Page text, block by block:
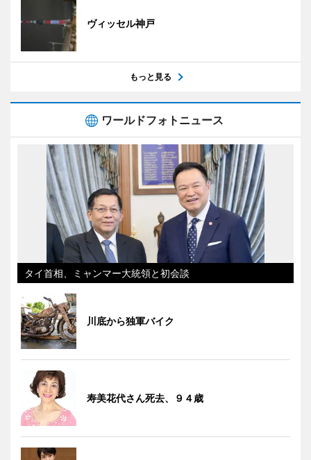
ヴィッセル神戸
もっと見る
ワールドフォトニュース
タイ首相、ミャンマー大統領と初会談
川底から独軍バイク
寿美花代さん死去、９４歳